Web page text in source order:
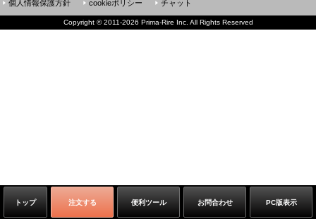
トップ 注文する 便利ツール お問合わせ PC版表示
個人情報保護方針
cookieポリシー チャット
Copyright ©2011-2026 Prima-Rire Inc. All Rights Reserved